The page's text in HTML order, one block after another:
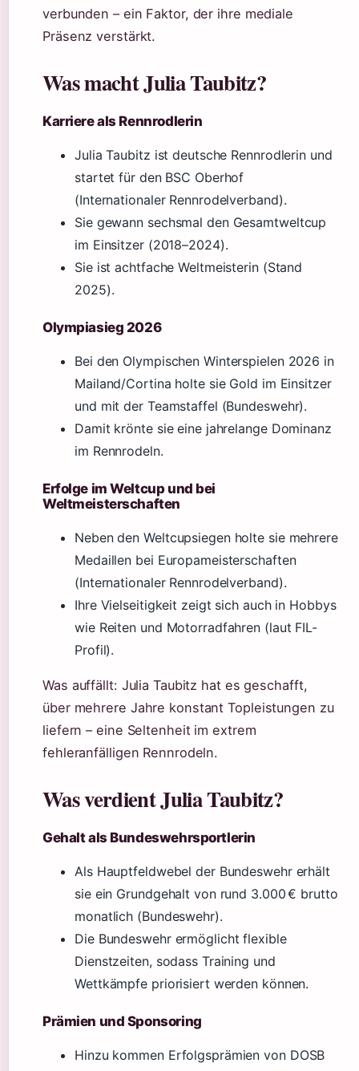
verbunden – ein Faktor, der ihre mediale
Präsenz verstärkt.
Was macht Julia Taubitz?
Karriere als Rennrodlerin
Julia Taubitz ist deutsche Rennrodlerin und
startet für den BSC Oberhof
(Internationaler Rennrodelverband).
Sie gewann sechsmal den Gesamtweltcup
im Einsitzer (2018–2024).
Sie ist achtfache Weltmeisterin (Stand
2025).
Olympiasieg 2026
Bei den Olympischen Winterspielen 2026 in
Mailand/Cortina holte sie Gold im Einsitzer
und mit der Teamstaffel (Bundeswehr).
Damit krönte sie eine jahrelange Dominanz
im Rennrodeln.
Erfolge im Weltcup und bei
Weltmeisterschaften
Neben den Weltcupsiegen holte sie mehrere
Medaillen bei Europameisterschaften
(Internationaler Rennrodelverband).
Ihre Vielseitigkeit zeigt sich auch in Hobbys
wie Reiten und Motorradfahren (laut FIL-
Profil).
Was auffällt: Julia Taubitz hat es geschafft,
über mehrere Jahre konstant Topleistungen zu
liefern – eine Seltenheit im extrem
fehleranfälligen Rennrodeln.
Was verdient Julia Taubitz?
Gehalt als Bundeswehrsportlerin
Als Hauptfeldwebel der Bundeswehr erhält
sie ein Grundgehalt von rund 3.000 € brutto
monatlich (Bundeswehr).
Die Bundeswehr ermöglicht flexible
Dienstzeiten, sodass Training und
Wettkämpfe priorisiert werden können.
Prämien und Sponsoring
Hinzu kommen Erfolgsprämien von DOSB